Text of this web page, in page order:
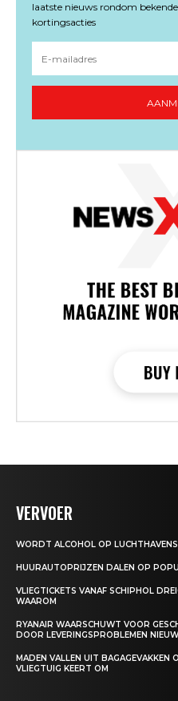
laatste nieuws rondom
kortingsacties
VERVOER
WORDT ALCOHOL OP
HUURAUTOPRIJZEN DALEN OP
VLIEGTICKETS VANAF SCHIPHOL
WAAROM
RYANAIR WAARSCHUWT VOOR
DOOR LEVERINGSPROBLEMEN
MADEN VALLEN UIT BAGAGEVAKKEN
VLIEGTUIG KEERT OM